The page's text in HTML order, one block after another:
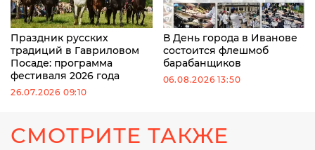
Праздник русских
традиций в Гавриловом
Посаде: программа
фестиваля 2026 года
26.07.2026 09:10
В День города в Иванове
состоится флешмоб
барабанщиков
06.08.2026 13:50
СМОТРИТЕ ТАКЖЕ